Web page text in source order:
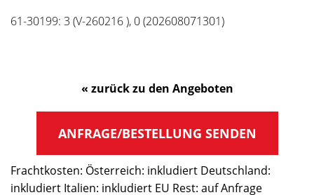
61-30199: 3 (V-260216 ), 0 (202608071301)
« zurück zu den Angeboten
ANFRAGE/BESTELLUNG SENDEN
Frachtkosten: Österreich: inkludiert Deutschland:
inkludiert Italien: inkludiert EU Rest: auf Anfrage